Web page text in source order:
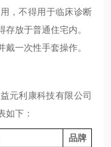
，不得用于临床诊断
放于普通住宅内。
一次性手套操作。
元利康科技有限公司
如下：
品牌